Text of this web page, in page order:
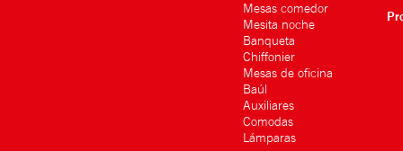
Mesas comedor
Mesita noche
Banqueta
Chiffonier
Mesas de oficina
Baúl
Auxiliares
Comodas
Lámparas